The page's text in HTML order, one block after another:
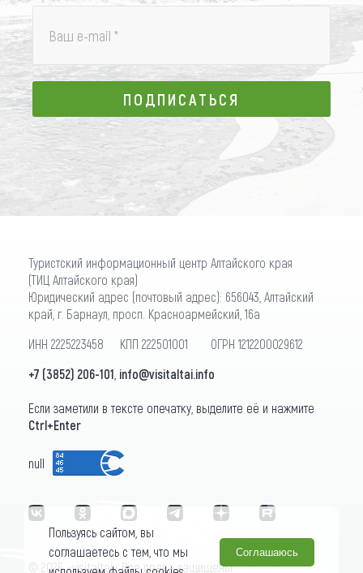
Ваш e-mail *
ПОДПИСАТЬСЯ
ПОДПИСАТЬСЯ
Туристский информационный центр Алтайского края
(ТИЦ Алтайского края)
Юридический адрес (почтовый адрес): 656043, Алтайский
край, г. Барнаул, просп. Красноармейский, 16а
ИНН 2225223458 КПП 222501001 ОГРН 1212200029612
+7 (3852) 206-101 info@visitaltai.info
Если заметили в тексте опечатку, выделите её и нажмите
Ctrl+Enter
null
© 2026 «visitaltai» Все права защищены.
Пользуясь сайтом, вы
соглашаетесь с тем, что мы
Соглашаюсь